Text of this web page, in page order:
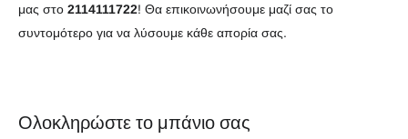
μας στο 2114111722! Θα επικοινωνήσουμε μαζί σας το
συντομότερο για να λύσουμε κάθε απορία σας.
Ολοκληρώστε το μπάνιο σας